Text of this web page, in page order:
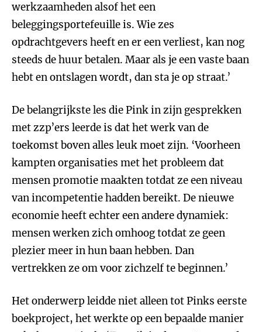
werkzaamheden alsof het een
beleggingsportefeuille is. Wie zes
opdrachtgevers heeft en er een verliest, kan nog
steeds de huur betalen. Maar als je een vaste baan
hebt en ontslagen wordt, dan sta je op straat.’
De belangrijkste les die Pink in zijn gesprekken
met zzp’ers leerde is dat het werk van de
toekomst boven alles leuk moet zijn. ‘Voorheen
kampten organisaties met het probleem dat
mensen promotie maakten totdat ze een niveau
van incompetentie hadden bereikt. De nieuwe
economie heeft echter een andere dynamiek:
mensen werken zich omhoog totdat ze geen
plezier meer in hun baan hebben. Dan
vertrekken ze om voor zichzelf te beginnen.’
Het onderwerp leidde niet alleen tot Pinks eerste
boekproject, het werkte op een bepaalde manier